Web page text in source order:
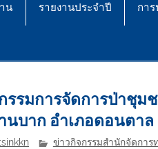
น รายงานประจำปี กา
รรมการจัดการป่าชุ
บาก อำเภอดอนตา
ข่าวกิจกรรมสำนักจัดการ